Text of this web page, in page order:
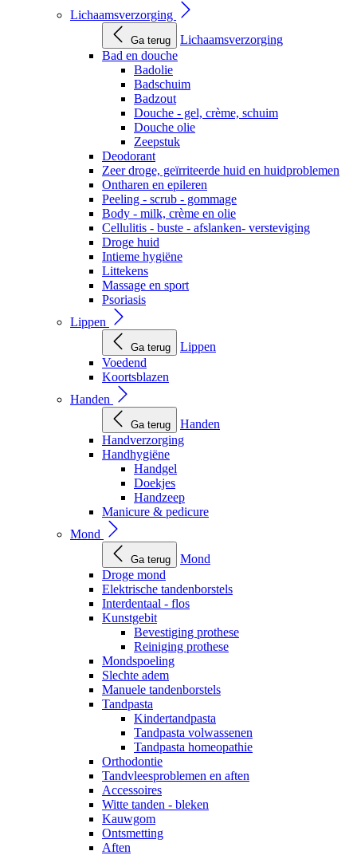
Lichaamsverzorging
Ga terug
Lichaamsverzorging
Bad en douche
Badolie
Badschuim
Badzout
Douche - gel, crème, schuim
Douche olie
Zeepstuk
Deodorant
Zeer droge, geïrriteerde huid en huidproblemen
Ontharen en epileren
Peeling - scrub - gommage
Body - milk, crème en olie
Cellulitis - buste - afslanken- versteviging
Droge huid
Intieme hygiëne
Littekens
Massage en sport
Psoriasis
Lippen
Ga terug
Lippen
Voedend
Koortsblazen
Handen
Ga terug
Handen
Handverzorging
Handhygiëne
Handgel
Doekjes
Handzeep
Manicure & pedicure
Mond
Ga terug
Mond
Droge mond
Elektrische tandenborstels
Interdentaal - flos
Kunstgebit
Bevestiging prothese
Reiniging prothese
Mondspoeling
Slechte adem
Manuele tandenborstels
Tandpasta
Kindertandpasta
Tandpasta volwassenen
Tandpasta homeopathie
Orthodontie
Tandvleesproblemen en aften
Accessoires
Witte tanden - bleken
Kauwgom
Ontsmetting
Aften